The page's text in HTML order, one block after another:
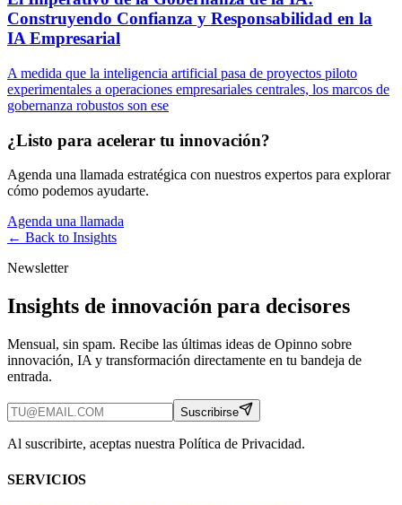
Construyendo Confianza y Responsabilidad en la
IA Empresarial
A medida que la inteligencia artificial pasa de proyectos piloto
experimentales a operaciones empresariales centrales, los marcos de
gobernanza robustos son ese
¿Listo para acelerar tu innovación?
Agenda una llamada estratégica con nuestros expertos para explorar
cómo podemos ayudarte.
Agenda una llamada
← Back to Insights
Newsletter
Insights de innovación para decisores
Mensual, sin spam. Recibe las últimas ideas de Opinno sobre
innovación, IA y transformación directamente en tu bandeja de
entrada.
Suscribirse
Al suscribirte, aceptas nuestra Política de Privacidad.
SERVICIOS